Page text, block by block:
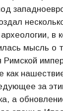
в
мысль о
Римской
как
за
а